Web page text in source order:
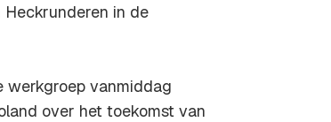
in de
werkgroep vanmiddag
over het toekomst van